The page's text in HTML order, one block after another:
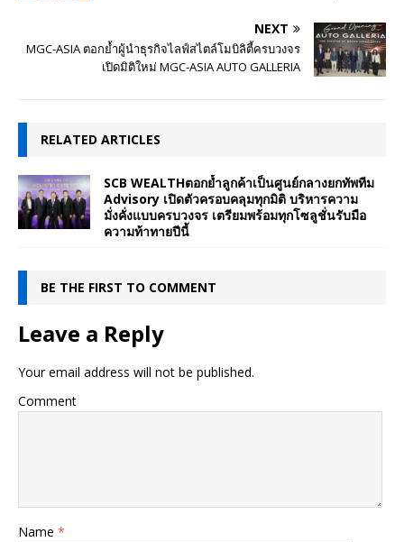
NEXT
MGC-ASIA ตอกย้ำผู้นำธุรกิจไลฟ์สไตล์โมบิลิตี้ครบวงจร
เปิดมิติใหม่ MGC-ASIA AUTO GALLERIA
RELATED ARTICLES
SCB WEALTHตอกย้ำลูกค้าเป็นศูนย์กลางยกทัพทีม
Advisory เปิดตัวครอบคลุมทุกมิติ บริหารความ
มั่งคั่งแบบครบวงจร เตรียมพร้อมทุกโซลูชั่นรับมือ
ความท้าทายปีนี้
BE THE FIRST TO COMMENT
Leave a Reply
Your email address will not be published.
Comment
Name *